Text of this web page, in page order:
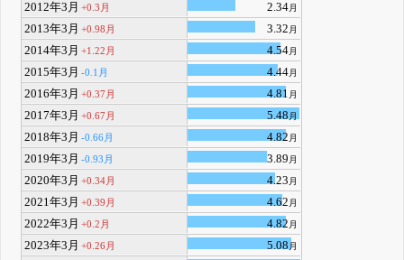
2012年3月 +0.3月 2.34月
2013年3月 +0.98月 3.32月
2014年3月 +1.22月 4.54月
2015年3月 -0.1月 4.44月
2016年3月 +0.37月 4.81月
2017年3月 +0.67月 5.48月
2018年3月 -0.66月 4.82月
2019年3月 -0.93月 3.89月
2020年3月 +0.34月 4.23月
2021年3月 +0.39月 4.62月
2022年3月 +0.2月 4.82月
2023年3月 +0.26月 5.08月